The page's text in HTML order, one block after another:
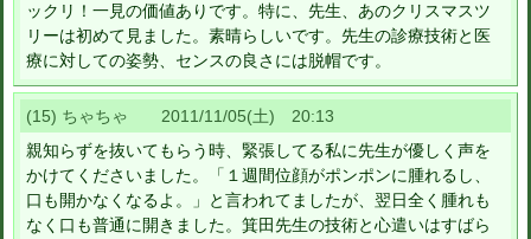
ックリ！一見の価値ありです。特に、先生、あのクリスマスツ
リーは初めて見ました。素晴らしいです。先生の診療技術と医
療に対しての姿勢、センスの良さには脱帽です。
(15) ちゃちゃ 2011/11/05(土) 20:13
親知らずを抜いてもらう時、緊張してる私に先生が優しく声を
かけてくださいました。「１週間位顔がポンポンに腫れるし、
口も開かなくなるよ。」と言われてましたが、翌日全く腫れも
なく口も普通に開きました。箕田先生の技術と心遣いはすばら